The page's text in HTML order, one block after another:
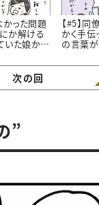
かった問題
か解ける
いた娘から
【#5】同
かく手伝
の言葉が
きたおは
次の回
”